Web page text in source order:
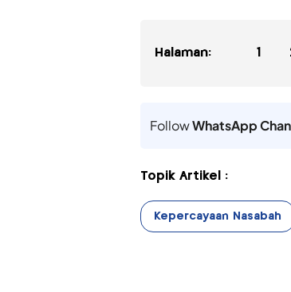
Halaman: 1
FollowWhatsApp
Topik Artikel :
Kepercayaan Nasabah